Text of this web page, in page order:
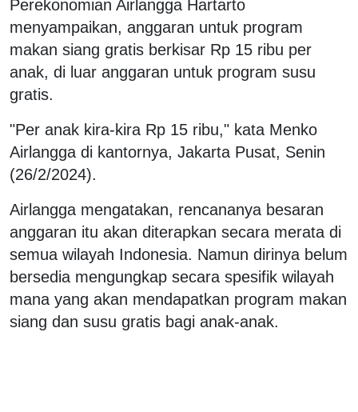
Perekonomian Airlangga Hartarto
menyampaikan, anggaran untuk program
makan siang gratis berkisar Rp 15 ribu per
anak, di luar anggaran untuk program susu
gratis.
"Per anak kira-kira Rp 15 ribu," kata Menko
Airlangga di kantornya, Jakarta Pusat, Senin
(26/2/2024).
Airlangga mengatakan, rencananya besaran
anggaran itu akan diterapkan secara merata di
semua wilayah Indonesia. Namun dirinya belum
bersedia mengungkap secara spesifik wilayah
mana yang akan mendapatkan program makan
siang dan susu gratis bagi anak-anak.